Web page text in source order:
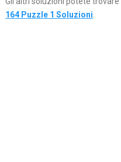
164 Puzzle 1 Soluzioni.